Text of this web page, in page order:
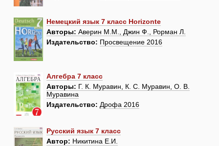
Немецкий язык 7 класс Horizonte
Авторы: Аверин М.М., Джин Ф., Рорман Л.
Издательство: Просвещение 2016
Алгебра 7 класс
Авторы: Г. К. Муравин, К. С. Муравин, О. В.
Муравина
Издательство: Дрофа 2016
Русский язык 7 класс
Автор: Никитина Е.И.